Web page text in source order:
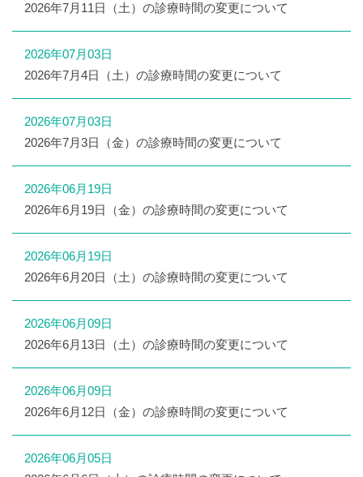
2026年7月11日（土）の診療時間の変更について
2026年07月03日
2026年7月4日（土）の診療時間の変更について
2026年07月03日
2026年7月3日（金）の診療時間の変更について
2026年06月19日
2026年6月19日（金）の診療時間の変更について
2026年06月19日
2026年6月20日（土）の診療時間の変更について
2026年06月09日
2026年6月13日（土）の診療時間の変更について
2026年06月09日
2026年6月12日（金）の診療時間の変更について
2026年06月05日